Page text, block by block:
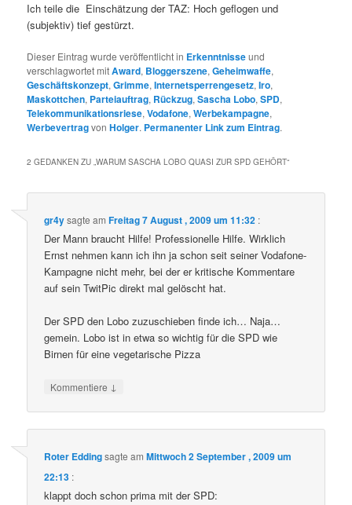
Ich teile die Einschätzung der TAZ: Hoch geflogen und
(subjektiv) tief gestürzt.
Dieser Eintrag wurde veröffentlicht in Erkenntnisseund
verschlagwortet mitAward, Bloggerszene,Geheimwaffe,
Geschäftskonzept,Grimme,Internetsperrengesetz,Iro,
Maskottchen, Parteiauftrag, Rückzug,Sascha Lobo,SPD,
Telekommunikationsriese,Vodafone,Werbekampagne,
WerbevertragvonHolger. Permanenter Link zum Eintrag.
2 GEDANKEN ZU „WARUM SASCHA LOBO QUASI ZUR SPD GEHÖRT“
gr4ysagte amFreitag 7 August , 2009 um 11:32 :
Der Mann braucht Hilfe! Professionelle Hilfe. Wirklich
Ernst nehmen kann ich ihn ja schon seit seiner Vodafone-
Kampagne nicht mehr, bei der er kritische Kommentare
auf sein TwitPic direkt mal gelöscht hat.
Der SPD den Lobo zuzuschieben finde ich… Naja…
gemein. Lobo ist in etwa so wichtig für die SPD wie
Birnen für eine vegetarische Pizza
Kommentiere ↓
Roter Eddingsagte amMittwoch 2 September , 2009 um
22:13 :
klappt doch schon prima mit der SPD: